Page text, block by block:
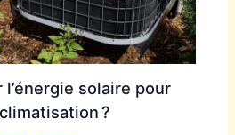
solaire pour
?